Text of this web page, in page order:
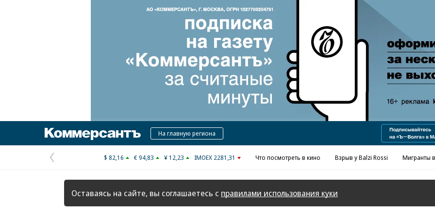
Реклама в «Ъ» www.kommersant.ru/ad
КоммерсантъНа главную региона
Предыдущая
страница
$ 82,16 € 94,83 ¥ 12,23 IMOEX 2281,31 Что посмотреть в кино Взрыв у Balzi Rossi Мигранты
Оставаясь на сайте, вы соглашаетесь с правилами использования куки